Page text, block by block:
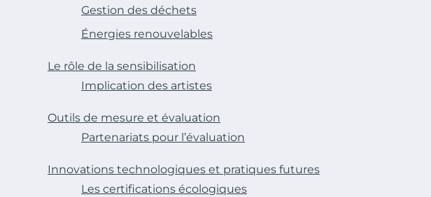
Gestion des déchets
Énergies renouvelables
Le rôle de la sensibilisation
Implication des artistes
Outils de mesure et évaluation
Partenariats pour l’évaluation
Innovations technologiques et pratiques futures
Les certifications écologiques